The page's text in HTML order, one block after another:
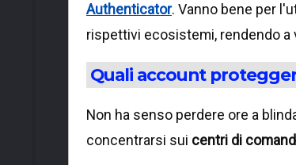
Authenticator. Vanno bene per
rispettivi ecosistemi, rendendo
Quali account
Non ha senso perdere ore a
concentrarsi sui centri di